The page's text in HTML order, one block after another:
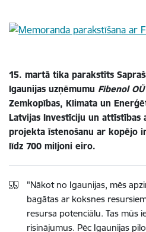
15. martā tika parakstīts
Igaunijas uzņēmumu Fibenol OÜ
Zemkopības, Klimata un
Latvijas Investīciju un attīstības
projekta īstenošanu ar kopējo
līdz 700 miljoni eiro.
"Nākot no Igaunijas, mēs
bagātas ar koksnes
resursa potenciālu. Tas mūs
risinājumus. Pēc Igaunijas